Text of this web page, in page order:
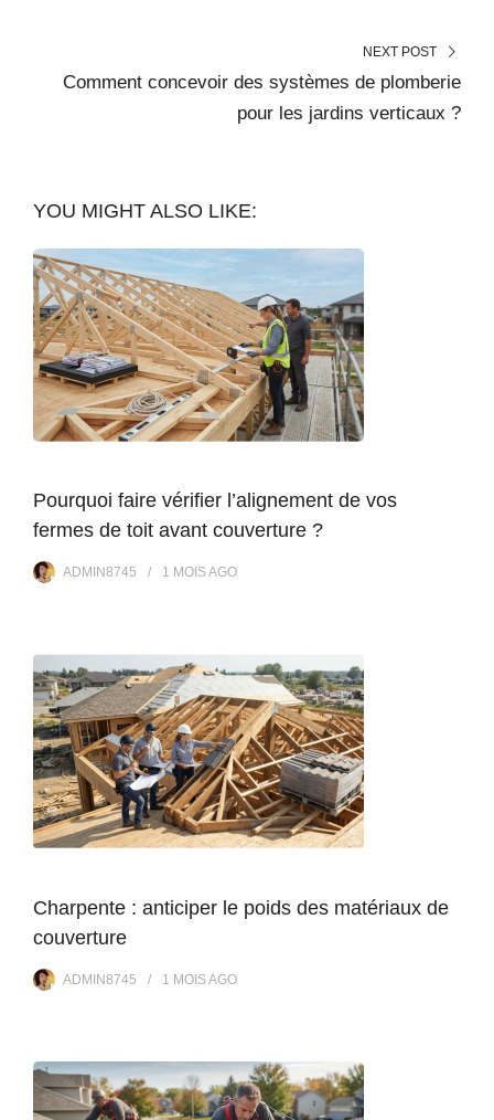
NEXT POST
Comment concevoir des systèmes de plomberie
pour les jardins verticaux ?
YOU MIGHT ALSO LIKE:
Pourquoi faire vérifier l’alignement de vos
fermes de toit avant couverture ?
ADMIN8745 1 MOISAGO
Charpente : anticiper le poids des matériaux de
couverture
ADMIN8745 1 MOISAGO